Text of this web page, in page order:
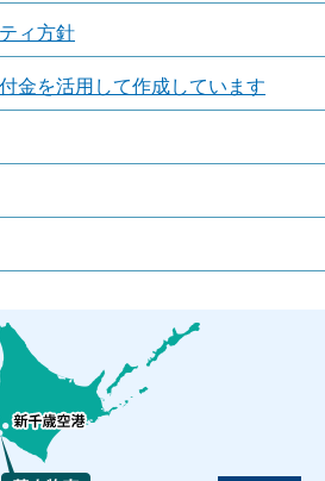
ィ方針
金を活用して作成しています